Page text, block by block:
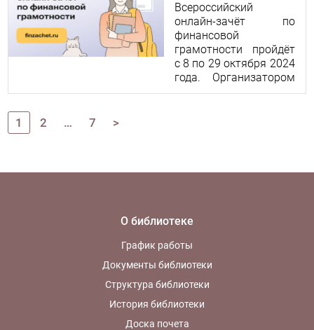
Всероссийский
онлайн-зачёт по
финансовой
грамотности пройдёт
с 8 по 29 октября 2024
года. Организатором
онлайн-зачёта
1 2 … 7 >
О библиотеке
График работы
Документы библиотеки
Структура библиотеки
История библиотеки
Доска почета